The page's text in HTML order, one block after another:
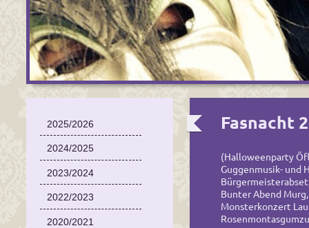
Fasnacht
(Halloweenparty
Guggenmusik- und
Bunter Abend
Monsterkonzert
2025/2026
2024/2025
2023/2024
2022/2023
2020/2021